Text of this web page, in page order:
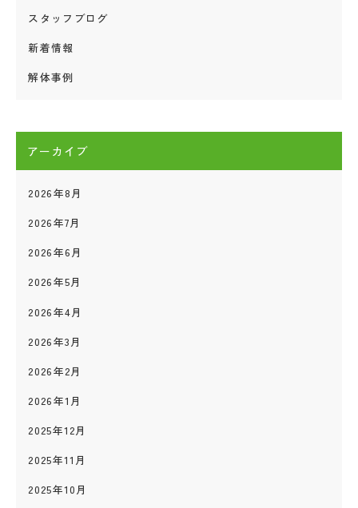
スタッフブログ
新着情報
解体事例
アーカイブ
2026年8月
2026年7月
2026年6月
2026年5月
2026年4月
2026年3月
2026年2月
2026年1月
2025年12月
2025年11月
2025年10月